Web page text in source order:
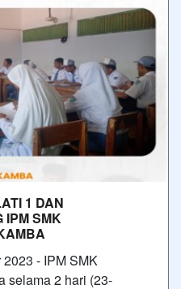
1 DAN
IPM SMK
- IPM SMK
selama 2 hari (23-